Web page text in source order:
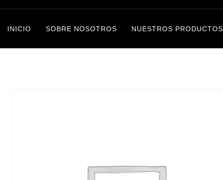
INICIO SOBRE NOSOTROS NUESTROS PRODUCTOS